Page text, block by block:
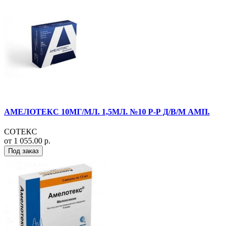
АМЕЛОТЕКС 10МГ/МЛ. 1,5МЛ. №10 Р-Р Д/В/М АМП.
СОТЕКС
от 1 055.00 р.
Под заказ